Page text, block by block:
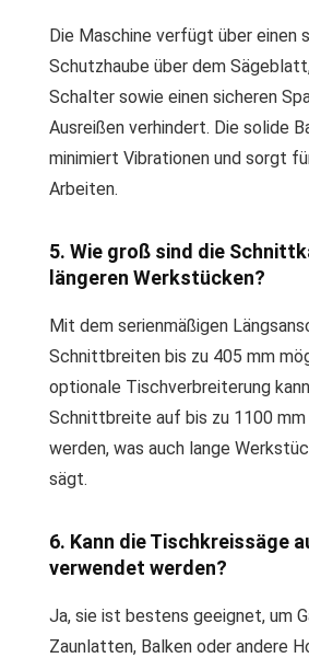
Die Maschine verfügt über einen
Schutzhaube über dem
Schalter sowie einen sicheren
Ausreißen verhindert. Die solide
minimiert Vibrationen und sorgt
Arbeiten.
5. Wie groß sind die
längeren Werkstücken?
Mit dem serienmäßigen
Schnittbreiten bis zu 405 mm
optionale Tischverbreiterung
Schnittbreite auf bis zu 1100
werden, was auch lange
sägt.
6. Kann die Tischkreissäge
verwendet werden?
Ja, sie ist bestens geeignet, um
Zaunlatten, Balken oder andere